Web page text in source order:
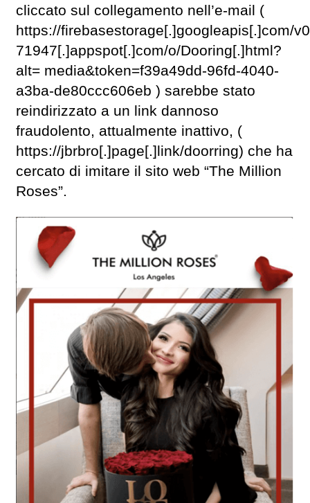
cliccato sul collegamento nell’e-mail (
https://firebasestorage[.]googleapis[.]com/
71947[.]appspot[.]com/o/Dooring[.]html?
alt= media&token=f39a49dd-96fd-4040-
a3ba-de80ccc606eb ) sarebbe stato
reindirizzato a un link dannoso
fraudolento, attualmente inattivo, (
https://jbrbro[.]page[.]link/doorring) che ha
cercato di imitare il sito web “The Million
Roses”.